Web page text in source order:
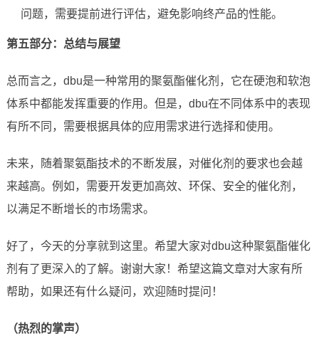
问题，需要提前进行评估，避免影响终产品的性能。
第五部分：总结与展望
总而言之，dbu是一种常用的聚氨酯催化剂，它在硬泡和软泡
体系中都能发挥重要的作用。但是，dbu在不同体系中的表现
有所不同，需要根据具体的应用需求进行选择和使用。
未来，随着聚氨酯技术的不断发展，对催化剂的要求也会越
来越高。例如，需要开发更加高效、环保、安全的催化剂，
以满足不断增长的市场需求。
好了，今天的分享就到这里。希望大家对dbu这种聚氨酯催化
剂有了更深入的了解。谢谢大家！希望这篇文章对大家有所
帮助，如果还有什么疑问，欢迎随时提问！
（热烈的掌声）